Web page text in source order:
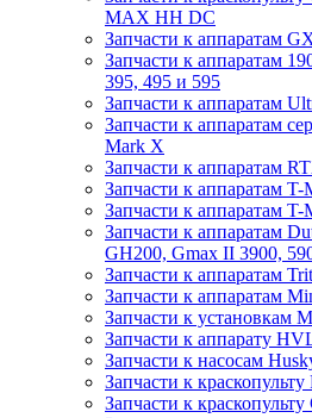
MAX HH DC
Запчасти к аппаратам
Запчасти к аппаратам
395, 495 и 595
Запчасти к аппаратам
Запчасти к аппаратам
Mark X
Запчасти к аппаратам
Запчасти к аппаратам T-
Запчасти к аппаратам T-
Запчасти к аппаратам
GH200, Gmax II 3900,
Запчасти к аппаратам
Запчасти к аппаратам
Запчасти к установкам
Запчасти к аппарату
Запчасти к насосам
Запчасти к краскопульту
Запчасти к